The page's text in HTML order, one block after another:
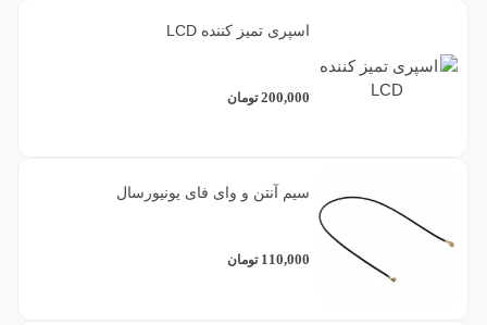
نقره ای
اسپری تمیز کننده LCD
200,000 تومان
سیم آنتن و وای فای یونیورسال
110,000 تومان